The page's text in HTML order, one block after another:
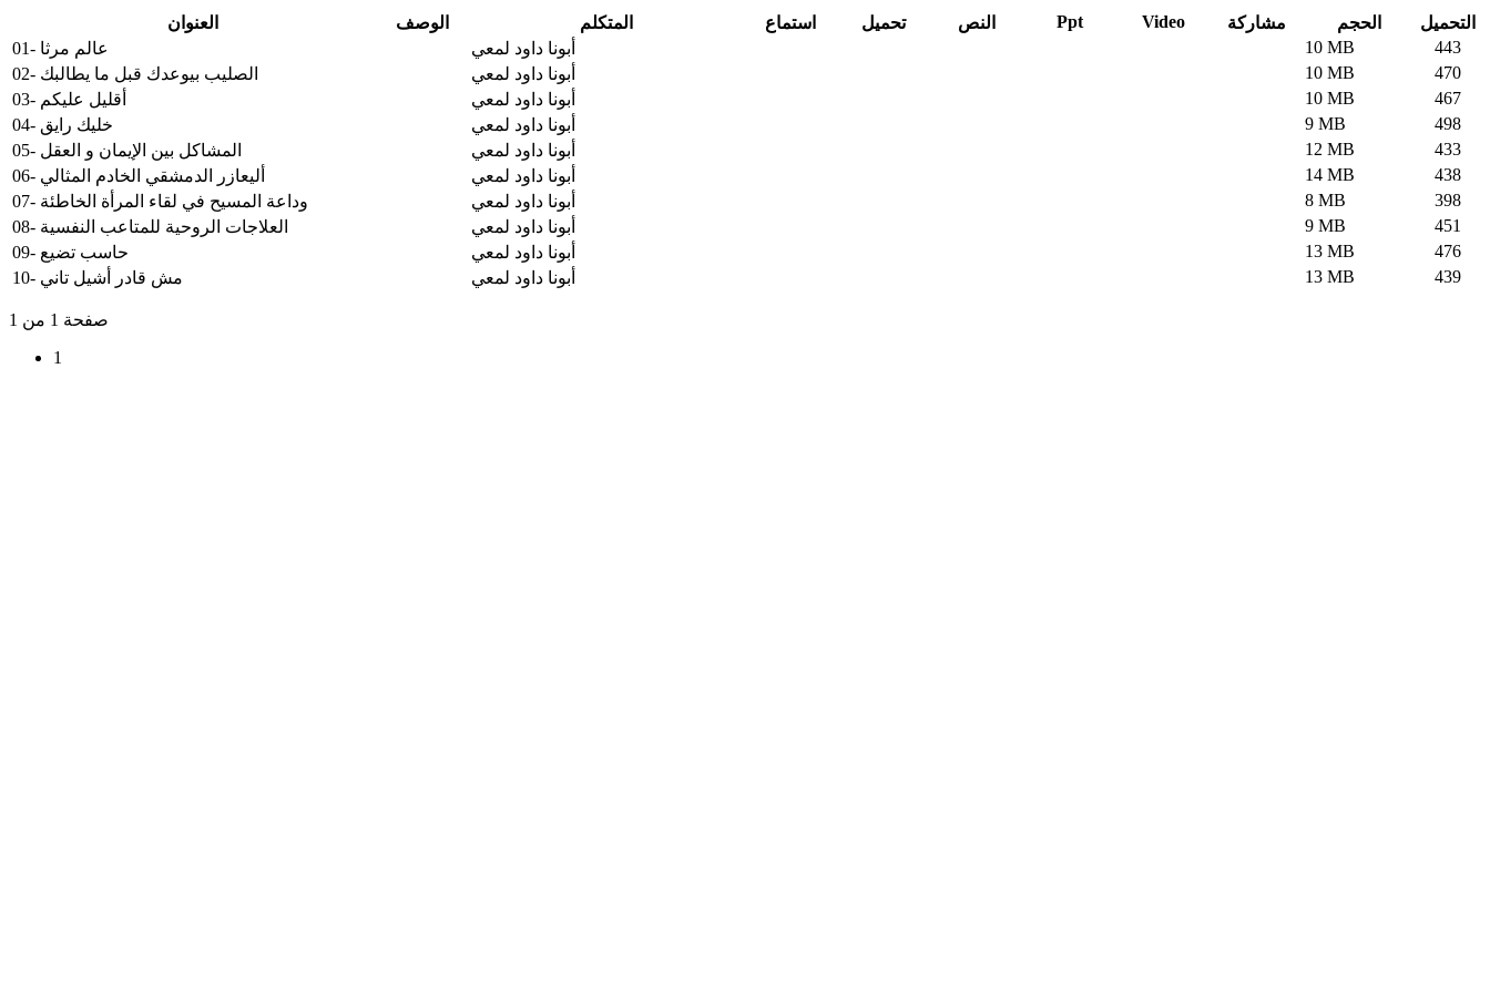
العنوان الوصف المتكلم استماع تحميل النص Ppt Video مشاركة الحجم
التحميل
01- عالم مرثا
أبونا داود لمعي 10 MB
443
02- الصليب بيوعدك قبل ما يطالبك
أبونا داود لمعي 10 MB
470
03- أقليل عليكم
أبونا داود لمعي 10 MB
467
04- خليك رايق
أبونا داود لمعي 9 MB
498
05- المشاكل بين الإيمان و العقل
أبونا داود لمعي 12 MB
433
06- أليعازر الدمشقي الخادم المثالي
أبونا داود لمعي 14 MB
438
07- وداعة المسيح في لقاء المرأة الخاطئة
أبونا داود لمعي 8 MB
398
08- العلاجات الروحية للمتاعب النفسية
أبونا داود لمعي 9 MB
451
09- حاسب تضيع
أبونا داود لمعي 13 MB
476
10- مش قادر أشيل تاني
أبونا داود لمعي 13 MB 439
صفحة 1 من 1
1